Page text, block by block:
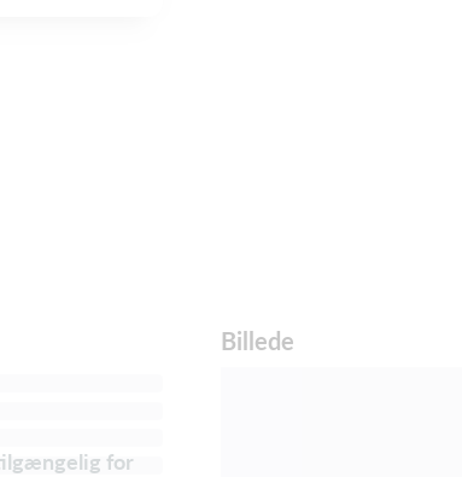
for
Billede